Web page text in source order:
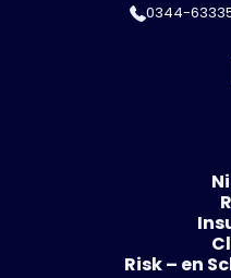
0344-
Risk – en